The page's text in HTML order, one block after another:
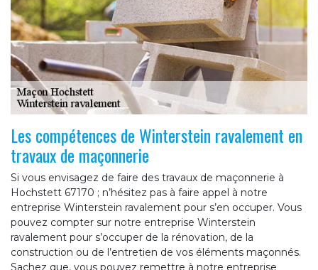
Les compétences de Winterstein ravalement en
travaux de maçonnerie
Si vous envisagez de faire des travaux de maçonnerie à
Hochstett 67170 ; n’hésitez pas à faire appel à notre
entreprise Winterstein ravalement pour s’en occuper. Vous
pouvez compter sur notre entreprise Winterstein
ravalement pour s’occuper de la rénovation, de la
construction ou de l’entretien de vos éléments maçonnés.
Sachez que, vous pouvez remettre à notre entreprise